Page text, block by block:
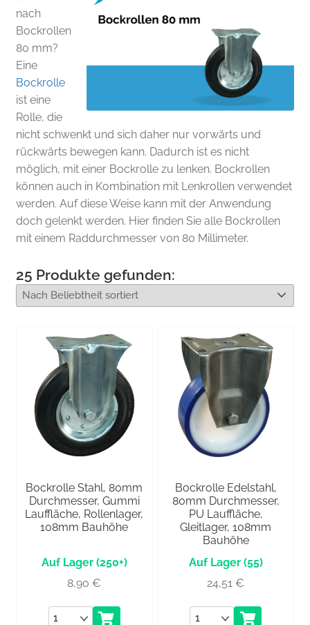
nach
Bockrollen
80 mm?
Eine
Bockrolle
ist eine
Rolle, die
nicht schwenkt und sich daher nur vorwärts und
rückwärts bewegen kann. Dadurch ist es nicht
möglich, mit einer Bockrolle zu lenken. Bockrollen
können auch in Kombination mit Lenkrollen verwendet
werden. Auf diese Weise kann mit der Anwendung
doch gelenkt werden. Hier finden Sie alle Bockrollen
mit einem Raddurchmesser von 80 Millimeter.
25 Produkte gefunden:
Bockrolle Stahl, 80mm
Durchmesser, Gummi
Lauffläche, Rollenlager,
108mm Bauhöhe
(250+)
8,90€
Anzahl
Bockrolle Edelstahl,
80mm Durchmesser,
PU Lauffläche,
Gleitlager, 108mm
Bauhöhe
(55)
24,51€
Anzahl